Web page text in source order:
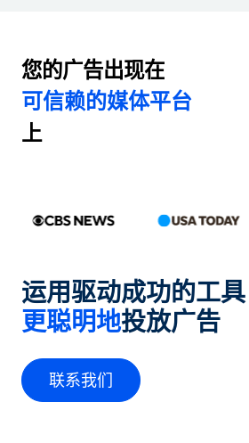
您的广告出现在
可信赖的媒体平台
上
运用驱动成功的工具
更聪明地投放广告
联系我们